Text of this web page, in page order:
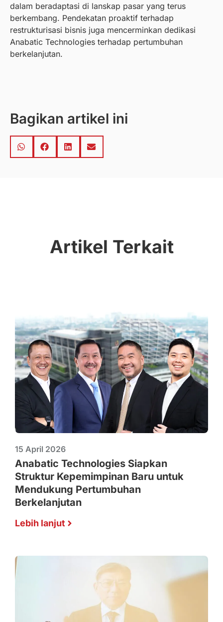
dalam beradaptasi di lanskap pasar yang terus
berkembang. Pendekatan proaktif terhadap
restrukturisasi bisnis juga mencerminkan dedikasi
Anabatic Technologies terhadap pertumbuhan
berkelanjutan.
Bagikan artikel ini
Artikel Terkait
15 April 2026
Anabatic Technologies Siapkan
Struktur Kepemimpinan Baru untuk
Mendukung Pertumbuhan
Berkelanjutan
Lebih lanjut